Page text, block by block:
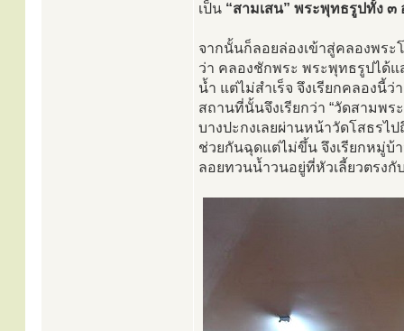
เป็น “สามเสน” พระพุทธรูปทั้ง ๓
จากนั้นก็ลอยล่องเข้าสู่คลองพระ
ว่า คลองชักพระ พระพุทธรูปได้
น้ำ แต่ไม่สำเร็จ จึงเรียกคลองนี้ว่
สถานที่นั้นจึงเรียกว่า “วัดสามพร
บางปะกงเลยผ่านหน้าวัดโสธรไ
ช่วยกันฉุดแต่ไม่ขึ้น จึงเรียกหมู่บ้
ลอยทวนน้ำวนอยู่ที่หัวเลี้ยวตรง